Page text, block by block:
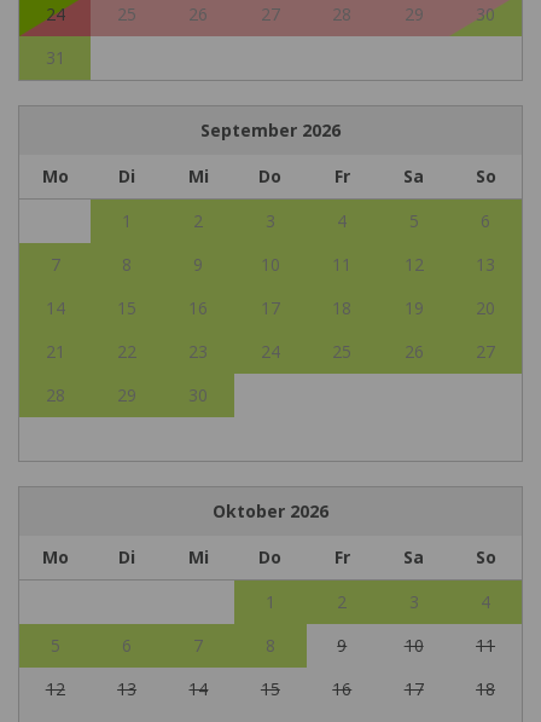
24
25 26 27 28 29
30
31
September 2026
Mo
Di Mi Do Fr Sa
So
1
2 3 4 5
6
7
8 9 10 11 12
13
14
15 16 17 18 19
20
21
22 23 24 25 26
27
28
29 30
Oktober 2026
Mo
Di Mi Do Fr Sa
So
1
2 3
4
5
6 7 8 9 10
11
12
13 14 15 16 17
18